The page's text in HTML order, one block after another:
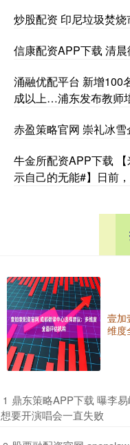
炒股配资 印尼垃圾焚
信康配资APP下载 清
涌融优配平台 新增100
成以上…浦东发布教师
赤盈策略官网 崇礼冰
牛金所配资APP下载
示自己的无能#】日前
壹加
维度
1 鼎东策略APP下载 曝李
想要开演唱会一直失败